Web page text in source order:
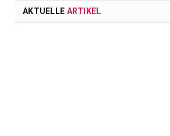
AKTUELLE ARTIKEL